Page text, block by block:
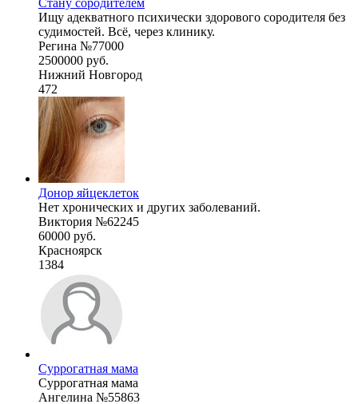
Ищу адекватного психически здорового сородителя без
судимостей. Всё, через клинику.
Регина №77000
2500000 руб.
Нижний Новгород
472
Донор яйцеклеток
Нет хронических и других заболеваний.
Виктория №62245
60000 руб.
Красноярск
1384
Суррогатная мама
Суррогатная мама
Ангелина №55863